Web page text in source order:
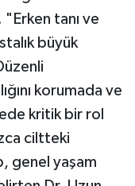
"Erken tanı ve
büyük
korumada ve
kritik bir rol
ciltteki
genel yaşam